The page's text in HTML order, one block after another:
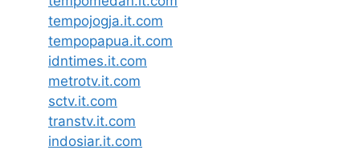
tempojogja.it.com
tempopapua.it.com
idntimes.it.com
metrotv.it.com
sctv.it.com
transtv.it.com
indosiar.it.com